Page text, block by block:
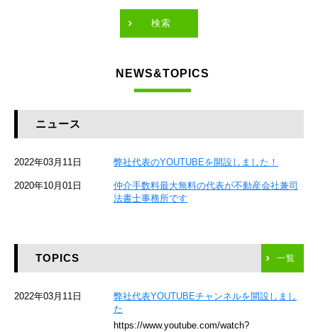
JR総武本線
京成本線
東海道新幹線
検索
NEWS&TOPICS
ニュース
2022年03月11日 弊社代表のYOUTUBEを開設しました！
2020年10月01日
仲介手数料最大無料の代表が不動産会社兼司
法書士事務所です
TOPICS 一覧
2022年03月11日
弊社代表YOUTUBEチャンネルを開設しまし
た
https://www.youtube.com/watch?